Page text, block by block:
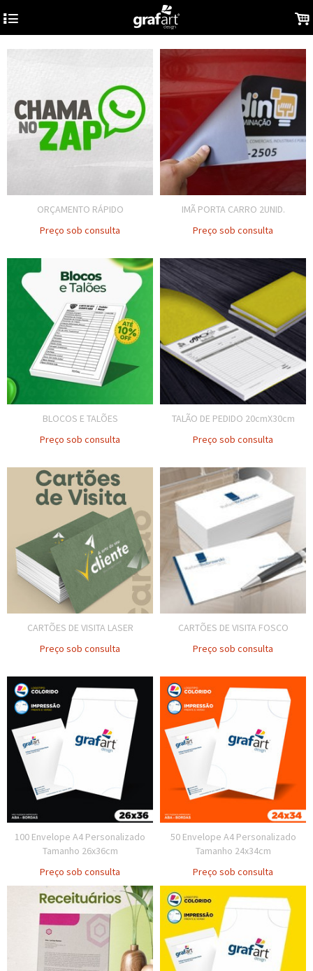
4 .
ORÇAMENTO RÁPIDO
Preço sob consulta
IMÃ PORTA CARRO 2UNID.
Preço sob consulta
BLOCOS E TALÕES
Preço sob consulta
TALÃO DE PEDIDO 20cmX30cm
Preço sob consulta
CARTÕES DE VISITA LASER
Preço sob consulta
CARTÕES DE VISITA FOSCO
Preço sob consulta
100 Envelope A4 Personalizado
Tamanho 26x36cm
Preço sob consulta
50 Envelope A4 Personalizado
Tamanho 24x34cm
Preço sob consulta